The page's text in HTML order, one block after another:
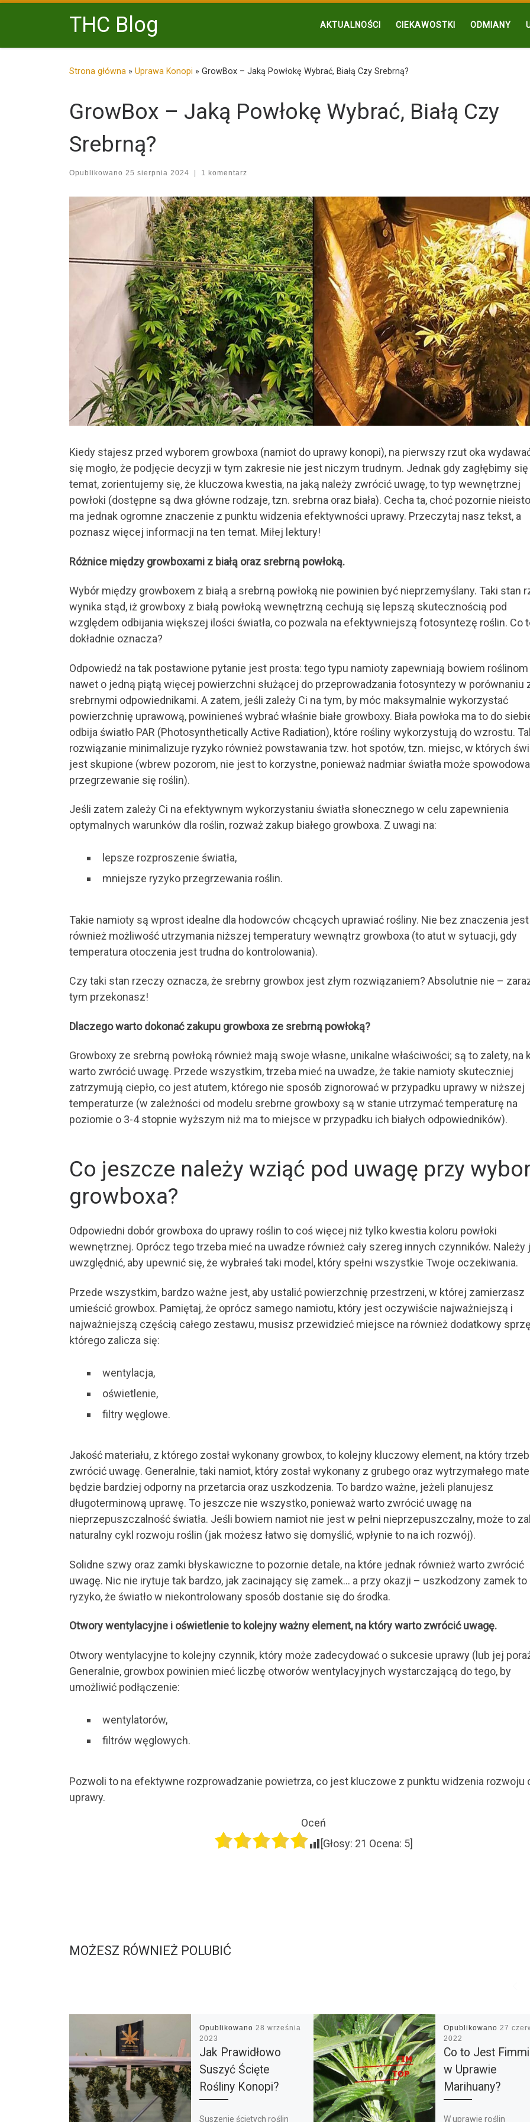
Przejdź do treściTHC Blog AKTUALNOŚCI CIEKAWOSTKI ODMIANY
Strona główna » Uprawa Konopi » GrowBox – Jaką Powłokę Wybrać, Białą Czy Srebrną?
GrowBox – Jaką Powłokę Wybrać, Białą Czy
Srebrną?
Opublikowano 25 sierpnia 2024 1 komentarz
Kiedy stajesz przed wyborem growboxa (namiot do uprawy konopi), na pierwszy rzut oka
się mogło, że podjęcie decyzji w tym zakresie nie jest niczym trudnym. Jednak gdy zagłębimy
temat, zorientujemy się, że kluczowa kwestia, na jaką należy zwrócić uwagę, to typ wewnętrznej
powłoki (dostępne są dwa główne rodzaje, tzn. srebrna oraz biała). Cecha ta, choć pozornie
ma jednak ogromne znaczenie z punktu widzenia efektywności uprawy. Przeczytaj nasz tekst, a
poznasz więcej informacji na ten temat. Miłej lektury!
Różnice między growboxami z białą oraz srebrną powłoką.
Wybór między growboxem z białą a srebrną powłoką nie powinien być nieprzemyślany. Taki stan
wynika stąd, iż growboxy z białą powłoką wewnętrzną cechują się lepszą skutecznością pod
względem odbijania większej ilości światła, co pozwala na efektywniejszą fotosyntezę roślin. Co
dokładnie oznacza?
Odpowiedź na tak postawione pytanie jest prosta: tego typu namioty zapewniają bowiem roślinom
nawet o jedną piątą więcej powierzchni służącej do przeprowadzania fotosyntezy w porównaniu
srebrnymi odpowiednikami. A zatem, jeśli zależy Ci na tym, by móc maksymalnie wykorzystać
powierzchnię uprawową, powinieneś wybrać właśnie białe growboxy. Biała powłoka ma to do
odbija światło PAR (Photosynthetically Active Radiation), które rośliny wykorzystują do wzrostu.
rozwiązanie minimalizuje ryzyko również powstawania tzw. hot spotów, tzn. miejsc, w których
jest skupione (wbrew pozorom, nie jest to korzystne, ponieważ nadmiar światła może
przegrzewanie się roślin).
Jeśli zatem zależy Ci na efektywnym wykorzystaniu światła słonecznego w celu zapewnienia
optymalnych warunków dla roślin, rozważ zakup białego growboxa. Z uwagi na:
lepsze rozproszenie światła,
mniejsze ryzyko przegrzewania roślin.
Takie namioty są wprost idealne dla hodowców chcących uprawiać rośliny. Nie bez znaczenia jest
również możliwość utrzymania niższej temperatury wewnątrz growboxa (to atut w sytuacji, gdy
temperatura otoczenia jest trudna do kontrolowania).
Czy taki stan rzeczy oznacza, że srebrny growbox jest złym rozwiązaniem? Absolutnie nie –
tym przekonasz!
Dlaczego warto dokonać zakupu growboxa ze srebrną powłoką?
Growboxy ze srebrną powłoką również mają swoje własne, unikalne właściwości; są to zalety, na
warto zwrócić uwagę. Przede wszystkim, trzeba mieć na uwadze, że takie namioty skuteczniej
zatrzymują ciepło, co jest atutem, którego nie sposób zignorować w przypadku uprawy w niższej
temperaturze (w zależności od modelu srebrne growboxy są w stanie utrzymać temperaturę na
poziomie o 3-4 stopnie wyższym niż ma to miejsce w przypadku ich białych odpowiedników).
Co jeszcze należy wziąć pod uwagę przy
growboxa?
Odpowiedni dobór growboxa do uprawy roślin to coś więcej niż tylko kwestia koloru powłoki
wewnętrznej. Oprócz tego trzeba mieć na uwadze również cały szereg innych czynników. Należy
uwzględnić, aby upewnić się, że wybrałeś taki model, który spełni wszystkie Twoje oczekiwania.
Przede wszystkim, bardzo ważne jest, aby ustalić powierzchnię przestrzeni, w której zamierzasz
umieścić growbox. Pamiętaj, że oprócz samego namiotu, który jest oczywiście najważniejszą i
najważniejszą częścią całego zestawu, musisz przewidzieć miejsce na również dodatkowy
którego zalicza się:
wentylacja,
oświetlenie,
filtry węglowe.
Jakość materiału, z którego został wykonany growbox, to kolejny kluczowy element, na który
zwrócić uwagę. Generalnie, taki namiot, który został wykonany z grubego oraz wytrzymałego
będzie bardziej odporny na przetarcia oraz uszkodzenia. To bardzo ważne, jeżeli planujesz
długoterminową uprawę. To jeszcze nie wszystko, ponieważ warto zwrócić uwagę na
nieprzepuszczalność światła. Jeśli bowiem namiot nie jest w pełni nieprzepuszczalny, może to
naturalny cykl rozwoju roślin (jak możesz łatwo się domyślić, wpłynie to na ich rozwój).
Solidne szwy oraz zamki błyskawiczne to pozornie detale, na które jednak również warto zwrócić
uwagę. Nic nie irytuje tak bardzo, jak zacinający się zamek… a przy okazji – uszkodzony zamek to
ryzyko, że światło w niekontrolowany sposób dostanie się do środka.
Otwory wentylacyjne i oświetlenie to kolejny ważny element, na który warto zwrócić uwagę.
Otwory wentylacyjne to kolejny czynnik, który może zadecydować o sukcesie uprawy (lub jej
Generalnie, growbox powinien mieć liczbę otworów wentylacyjnych wystarczającą do tego, by
umożliwić podłączenie:
wentylatorów,
filtrów węglowych.
Pozwoli to na efektywne rozprowadzanie powietrza, co jest kluczowe z punktu widzenia rozwoju
uprawy.
Oceń
[Głosy: 21 Ocena: 5]
MOŻESZ RÓWNIEŻ POLUBIĆ
Opublikowano28 września
2023
Jak Prawidłowo
Suszyć Ścięte
Rośliny Konopi?
Suszenie ściętych roślin
Opublikowano 27
2022
Co to Jest
w Uprawie
Marihuany?
W uprawie roślin